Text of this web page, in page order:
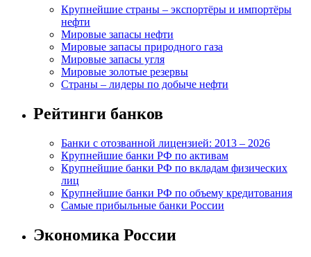
Крупнейшие страны – экспортёры и импортёры
нефти
Мировые запасы нефти
Мировые запасы природного газа
Мировые запасы угля
Мировые золотые резервы
Страны – лидеры по добыче нефти
Рейтинги банков
Банки с отозванной лицензией: 2013 – 2026
Крупнейшие банки РФ по активам
Крупнейшие банки РФ по вкладам физических
лиц
Крупнейшие банки РФ по объему кредитования
Самые прибыльные банки России
Экономика России